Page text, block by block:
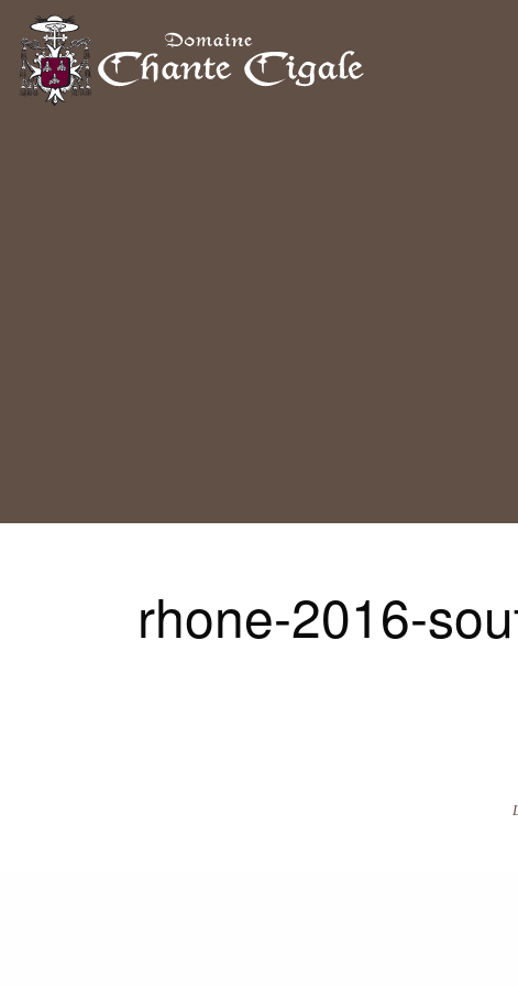
rhone-2016-